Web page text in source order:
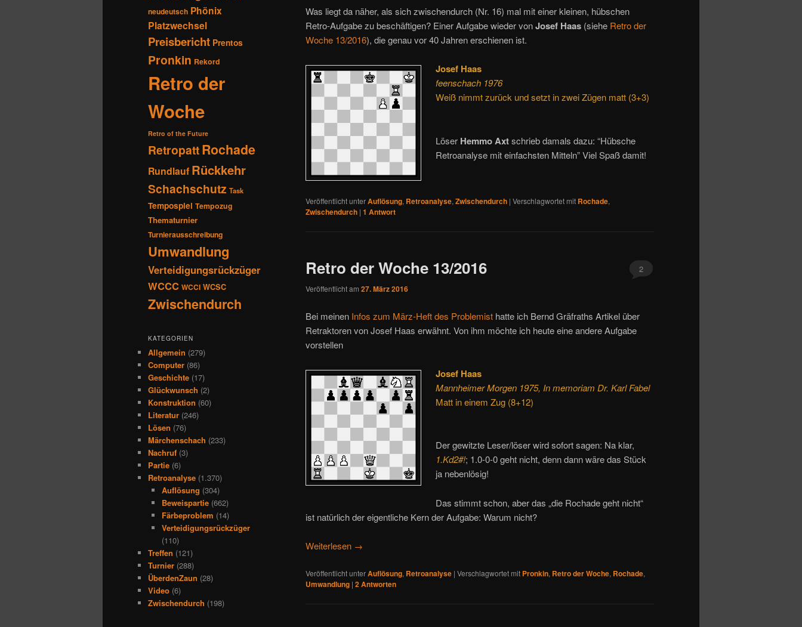
Was liegt da näher, als sich zwischendurch (Nr. 16) mal mit einer kleinen, hübschen
Retro-Aufgabe zu beschäftigen? Einer Aufgabe wieder vonJosef Haas (siehe Retro der
Woche 13/2016), die genau vor 40 Jahren erschienen ist.
Josef Haas
feenschach 1976
Weiß nimmt zurück und setzt in zwei Zügen matt (3+3)
Löser Hemmo Axtschrieb damals dazu: “Hübsche
Retroanalyse mit einfachsten Mitteln” Viel Spaß damit!
Veröffentlicht unterAuflösung, Retroanalyse, Zwischendurch | Verschlagwortet mit Rochade,
Zwischendurch | 1 Antwort
Retro der Woche 13/2016
Veröffentlicht am 27. März 2016
2
Bei meinen Infos zum März-Heft des Problemist hatte ich Bernd Gräfraths Artikel über
Retraktoren von Josef Haas erwähnt. Von ihm möchte ich heute eine andere Aufgabe
vorstellen
Josef Haas
Mannheimer Morgen 1975, In memoriam Dr. Karl Fabel
Matt in einem Zug (8+12)
Der gewitzte Leser/löser wird sofort sagen: Na klar,
1.Kd2#!; 1.0-0-0 geht nicht, denn dann wäre das Stück
ja nebenlösig!
Das stimmt schon, aber das „die Rochade geht nicht“
ist natürlich der eigentliche Kern der Aufgabe: Warum nicht?
Weiterlesen →
Veröffentlicht unterAuflösung, Retroanalyse | Verschlagwortet mit Pronkin, Retro der Woche, Rochade,
Umwandlung | 2 Antworten
neudeutsch Phönix
Platzwechsel
Preisbericht Prentos
Pronkin Rekord
Retro der
Woche
Retro of the Future
RetropattRochade
Rundlauf Rückkehr
Schachschutz Task
Tempospiel Tempozug
Thematurnier
Turnierausschreibung
Umwandlung
Verteidigungsrückzüger
WCCC WCCI WCSC
Zwischendurch
KATEGORIEN
Allgemein (279)
Computer (86)
Geschichte (17)
Glückwunsch (2)
Konstruktion (60)
Literatur (246)
Lösen (76)
Märchenschach (233)
Nachruf (3)
Partie (6)
Retroanalyse (1.370)
Auflösung (304)
Beweispartie(662)
Färbeproblem (14)
Verteidigungsrückzüger
(110)
Treffen (121)
Turnier (288)
ÜberdenZaun (28)
Video (6)
Zwischendurch (198)